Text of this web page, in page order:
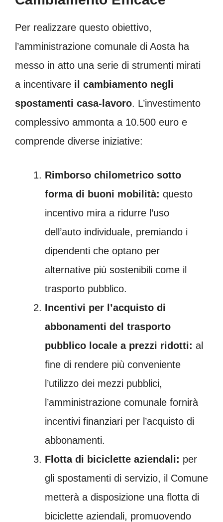
Per realizzare questo obiettivo,
l’amministrazione comunale di Aosta ha
messo in atto una serie di strumenti mirati
a incentivare il cambiamento negli
spostamenti casa-lavoro. L’investimento
complessivo ammonta a 10.500 euro e
comprende diverse iniziative:
Rimborso chilometrico sotto
forma di buoni mobilità: questo
incentivo mira a ridurre l’uso
dell’auto individuale, premiando i
dipendenti che optano per
alternative più sostenibili come il
trasporto pubblico.
Incentivi per l’acquisto di
abbonamenti del trasporto
pubblico locale a prezzi ridotti: al
fine di rendere più conveniente
l’utilizzo dei mezzi pubblici,
l’amministrazione comunale fornirà
incentivi finanziari per l’acquisto di
abbonamenti.
Flotta di biciclette aziendali: per
gli spostamenti di servizio, il Comune
metterà a disposizione una flotta di
biciclette aziendali, promuovendo